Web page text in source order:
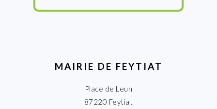
MAIRIE DE FEYTIAT
Place de Leun
87220 Feytiat